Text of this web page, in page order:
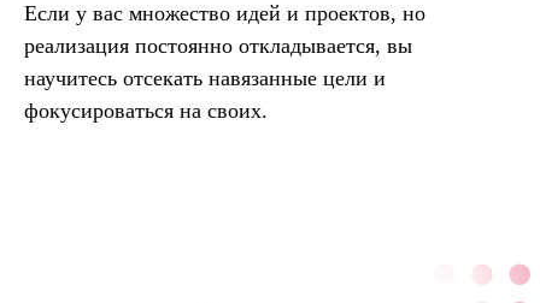
Если у вас множество идей и проектов, но
реализация постоянно откладывается, вы
научитесь отсекать навязанные цели и
фокусироваться на своих.